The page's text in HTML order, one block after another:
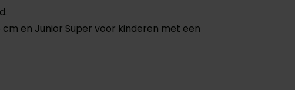
en Junior Super voor kinderen met een